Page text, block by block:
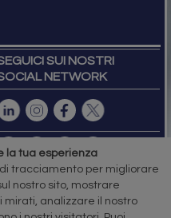
SUI NOSTRI
NETWORK
la tua esperienza
tracciamento per migliorare
nostro sito, mostrare
analizzare il nostro